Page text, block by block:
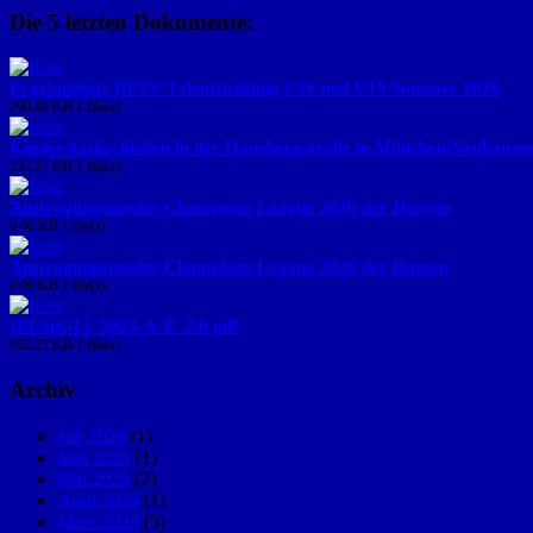
Die 5 letzten Dokumente:
Ergebnisliste DESV-Talentsichtung U16 und U19 Sommer 2026
290.98 KB 1 file(s)
Kinderstockschießen in der Hanebergstraße in München/
253.27 KB 1 file(s)
Austragungsmodus Champions League 2026 der Herren
0.00 KB 1 file(s)
Austragungsmodus Champions League 2026 der Damen
0.00 KB 1 file(s)
IFI-SpGLi_2025-A-Z_2.0.pdf
292.22 KB 1 file(s)
Archiv
Juli 2026 (1)
Juni 2026 (1)
Mai 2026 (2)
April 2026 (1)
März 2026 (5)